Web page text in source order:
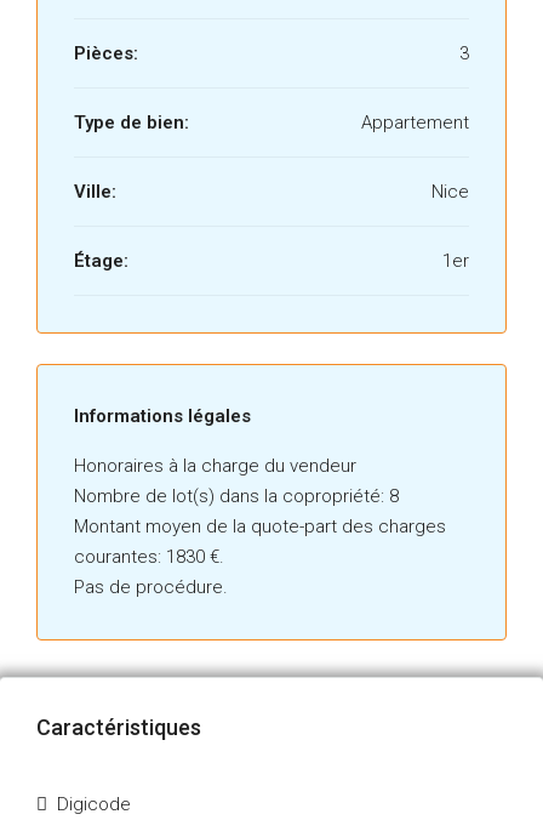
Pièces: 3
Type de bien: Appartement
Ville: Nice
Étage: 1er
Informations légales
Honoraires à la charge du vendeur
Nombre de lot(s) dans la copropriété: 8
Montant moyen de la quote-part des charges
courantes: 1830 €.
Pas de procédure.
Caractéristiques
Digicode